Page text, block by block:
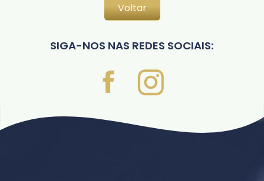
Voltar
SIGA-NOS NAS REDES SOCIAIS: